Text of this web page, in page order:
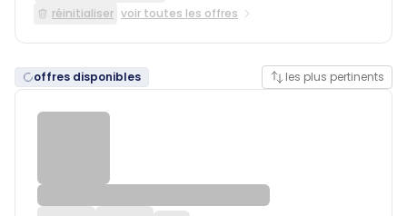
réinitialiser voir toutes les offres
offres disponibles les plus pertinents